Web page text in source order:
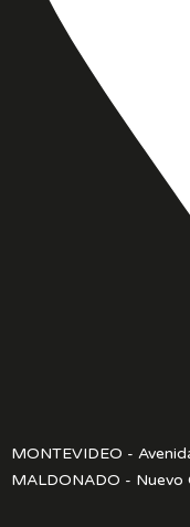
MONTEVIDEO -
MALDONADO -